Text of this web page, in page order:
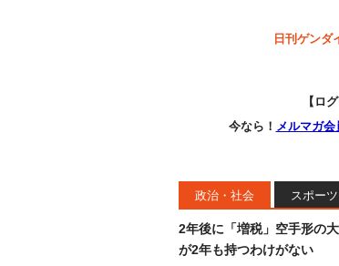
日刊ゲンダ
【ロ
今なら！ メルマガ
政治・社会 スポーツ
2年後に「増税」空手形の
が2年も持つわけがない